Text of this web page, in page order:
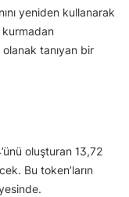
yeniden kullanarak
kurmadan
tanıyan bir
oluşturan 13,72
Bu token’ların